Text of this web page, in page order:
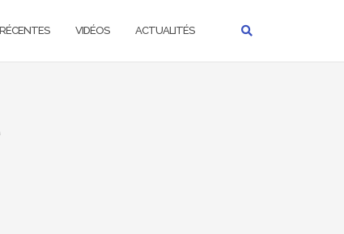
VIDÉOS ACTUALITÉS